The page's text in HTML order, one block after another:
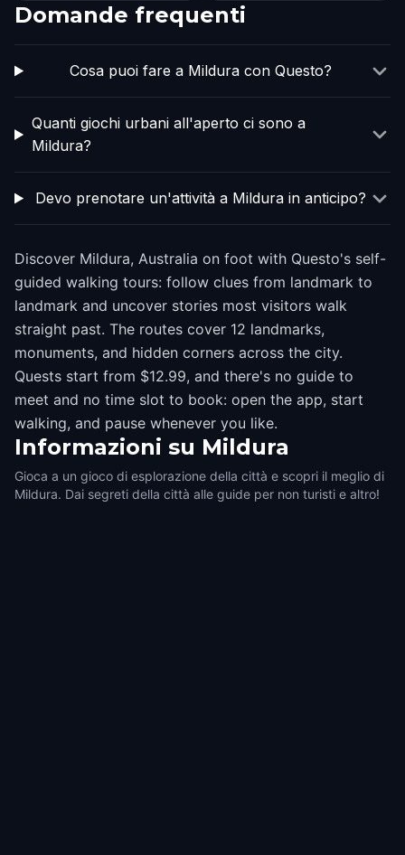
Domande frequenti
Cosa puoi fare a Mildura con Questo?
Quanti giochi urbani all'aperto ci sono a
Mildura?
Devo prenotare un'attività a Mildura in anticipo?
Discover Mildura, Australia on foot with Questo's self-
guided walking tours: follow clues from landmark to
landmark and uncover stories most visitors walk
straight past. The routes cover 12 landmarks,
monuments, and hidden corners across the city.
Quests start from $12.99, and there's no guide to
meet and no time slot to book: open the app, start
walking, and pause whenever you like.
Informazioni su Mildura
Gioca a un gioco di esplorazione della città e scopri il meglio di
Mildura. Dai segreti della città alle guide per non turisti e altro!